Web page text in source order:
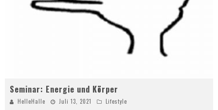
Seminar: Energie und Körper
HelleHalle Juli 13, 2021 Lifestyle